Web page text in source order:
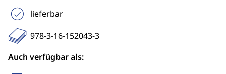
lieferbar
978-3-16-152043-3
Auch verfügbar als: